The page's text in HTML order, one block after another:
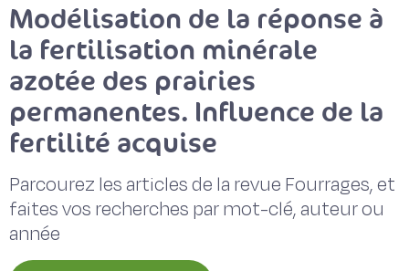
Modélisation de la réponse à
la fertilisation minérale
azotée des prairies
permanentes. Influence de la
fertilité acquise
Parcourez les articles de la revue Fourrages, et
faites vos recherches par mot-clé, auteur ou
année